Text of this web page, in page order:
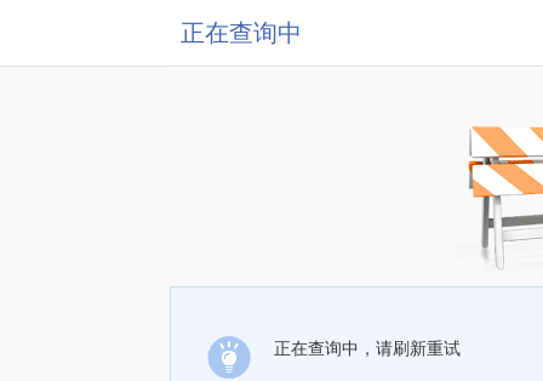
正在查询中
正在查询中，请刷新重试